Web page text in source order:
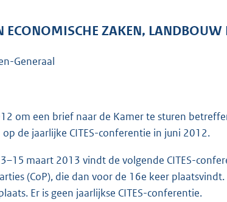
ECONOMISCHE ZAKEN,
Generaal
om een brief naar de Kamer te sturen
de jaarlijke CITES-conferentie in juni 2012.
maart 2013 vindt de volgende CITES-
(CoP), die dan voor de 16e keer
Er is geen jaarlijkse CITES-conferentie.